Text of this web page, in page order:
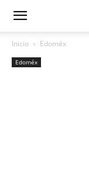
Inicio Edoméx
Edoméx